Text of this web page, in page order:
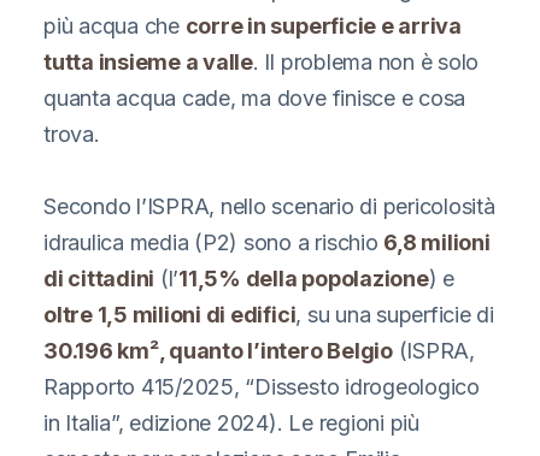
più acqua che corre in superficie e arriva
tutta insieme a valle. Il problema non è solo
quanta acqua cade, ma dove finisce e cosa
trova.
Secondo l’ISPRA, nello scenario di pericolosità
idraulica media (P2) sono a rischio 6,8 milioni
di cittadini (l’11,5% della popolazione) e
oltre 1,5 milioni di edifici, su una superficie di
30.196 km², quanto l’intero Belgio(ISPRA,
Rapporto 415/2025, “Dissesto idrogeologico
in Italia”, edizione 2024). Le regioni più